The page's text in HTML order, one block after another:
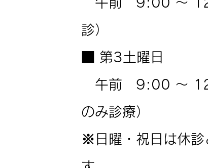
診）
■ 第3土曜日
午前 9:00 ～
のみ診療）
※日曜・祝日は休診